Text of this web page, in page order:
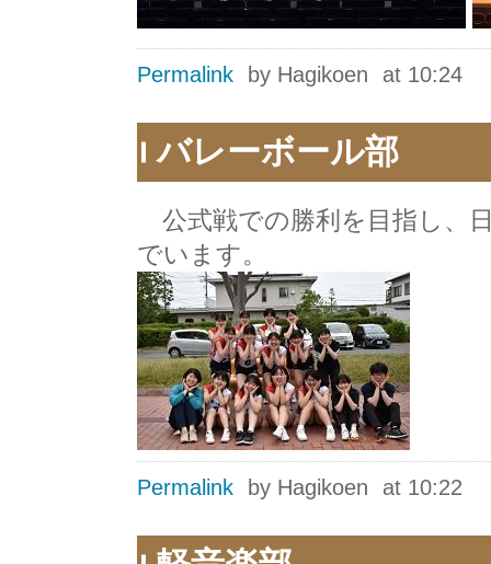
Permalink by Hagikoen at 10:24
バレーボール部
公式戦での勝利を目指し、
でいます。
Permalink by Hagikoen at 10:22